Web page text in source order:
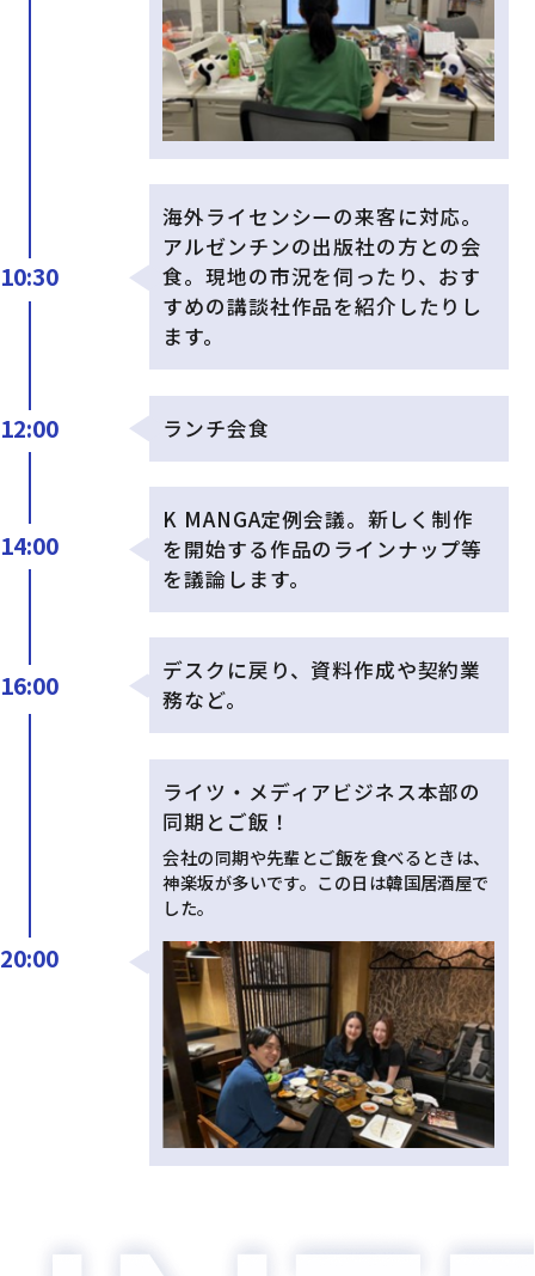
10:30
海外ライセンシーの来客に対応。
アルゼンチンの出版社の方との会
食。現地の市況を伺ったり、おす
すめの講談社作品を紹介したりし
ます。
12:00 ランチ会食
14:00
K MANGA定例会議。新しく制作
を開始する作品のラインナップ等
を議論します。
16:00
デスクに戻り、資料作成や契約業
務など。
20:00
ライツ・メディアビジネス本部の
同期とご飯！
会社の同期や先輩とご飯を食べるときは、
神楽坂が多いです。この日は韓国居酒屋で
した。